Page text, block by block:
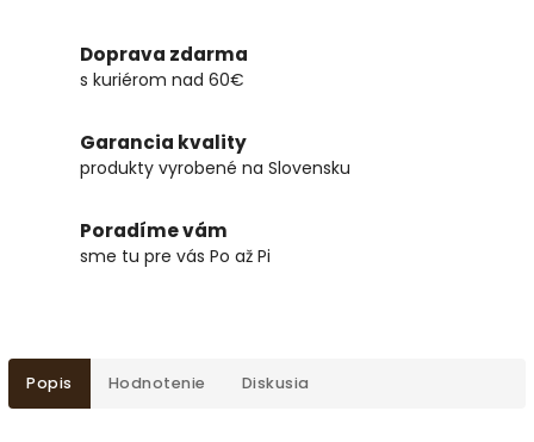
Doprava zdarma
s kuriérom nad 60€
Garancia kvality
produkty vyrobené na Slovensku
Poradíme vám
sme tu pre vás Po až Pi
Popis Hodnotenie Diskusia